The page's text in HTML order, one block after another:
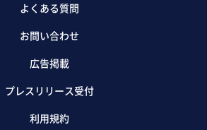
よくある質問
お問い合わせ
広告掲載
プレスリリース受付
利用規約